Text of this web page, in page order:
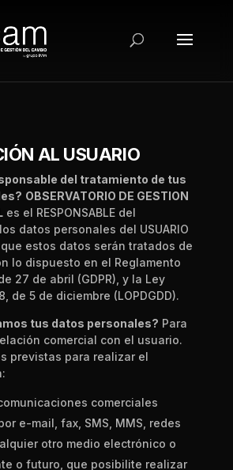
AL USUARIO
del tratamiento de tus
OBSERVATORIO DE GESTION
es el RESPONSABLE del
datos personales del USUARIO
estos datos serán tratados de
lo dispuesto en el Reglamento
27 de abril (GDPR), y la Ley
de 5 de diciembre (LOPDGDD).
tus datos personales? Para
comercial con el usuario.
previstas para realizar el
comerciales
e-mail, fax, SMS, MMS, redes
otro medio electrónico o
o futuro, que posibilite realizar